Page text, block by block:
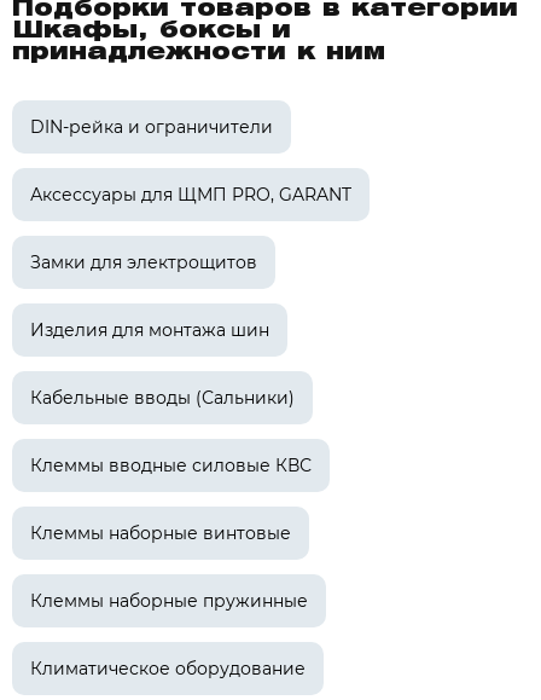
Подборки товаров в категории
Шкафы, боксы и
принадлежности к ним
DIN-рейка и ограничители
Аксессуары для ЩМП PRO, GARANT
Замки для электрощитов
Изделия для монтажа шин
Кабельные вводы (Сальники)
Клеммы вводные силовые КВС
Клеммы наборные винтовые
Клеммы наборные пружинные
Климатическое оборудование